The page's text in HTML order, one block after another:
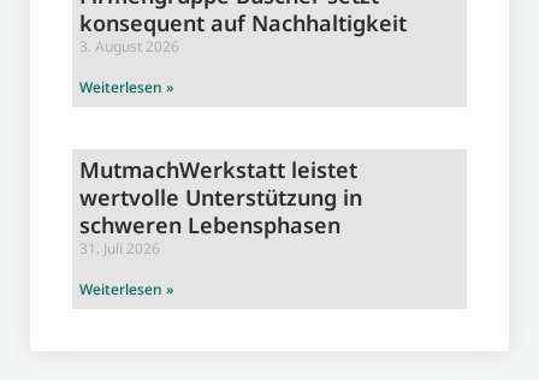
konsequent auf Nachhaltigkeit
3. August 2026
Weiterlesen »
MutmachWerkstatt leistet
wertvolle Unterstützung in
schweren Lebensphasen
31. Juli 2026
Weiterlesen »